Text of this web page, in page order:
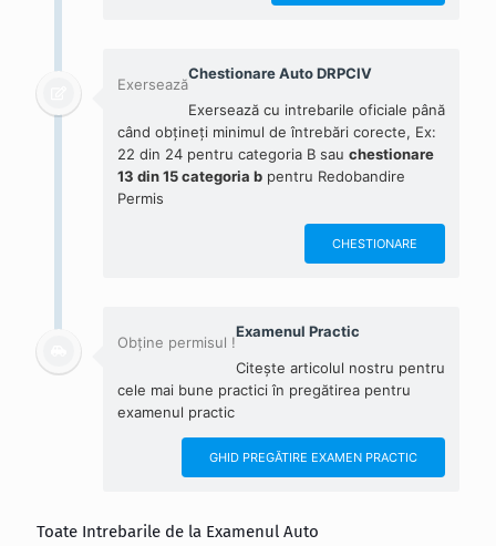
Exersează
Chestionare Auto DRPCIV
Exersează cu intrebarile oficiale până
când obțineți minimul de întrebări corecte, Ex:
22 din 24 pentru categoria B sau chestionare
13 din 15 categoria b pentru Redobandire
Permis
CHESTIONARE
Obține permisul !
Examenul Practic
Citește articolul nostru pentru
cele mai bune practici în pregătirea pentru
examenul practic
GHID PREGĂTIRE EXAMEN PRACTIC
Toate Intrebarile de la Examenul Auto